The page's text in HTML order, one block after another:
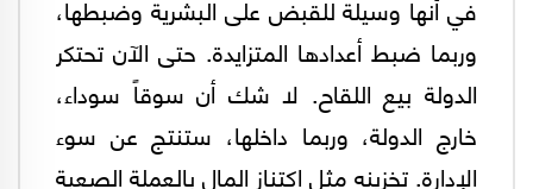
في أنها وسيلة للقبض على البشرية وضبطها،
وربما ضبط أعدادها المتزايدة. حتى الآن تحتكر
الدولة بيع اللقاح. لا شك أن سوقاً سوداء،
خارج الدولة، وربما داخلها، ستنتج عن سوء
الإدارة. تخزينه مثل اكتناز المال بالعملة الصعبة